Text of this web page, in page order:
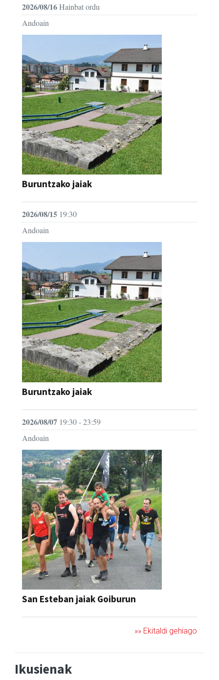
2026/08/16Hainbat ordu
Andoain
Buruntzako jaiak
2026/08/15 19:30
Andoain
Buruntzako jaiak
2026/08/07 19:30 - 23:59
Andoain
San Esteban jaiak Goiburun
»» Ekitaldi gehiago
Ikusienak